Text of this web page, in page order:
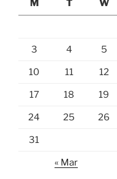
M
T W
3 4 5
10 11 12
17 18 19
24 25 26
31
« Mar